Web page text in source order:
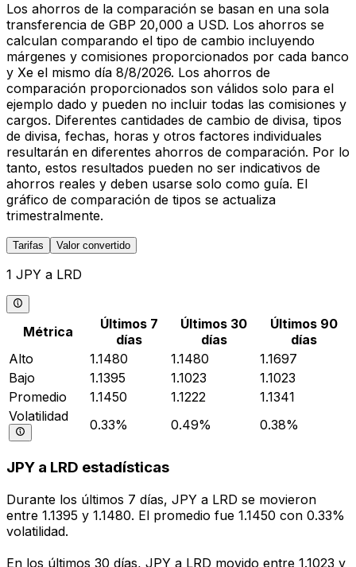
Los ahorros de la comparación se basan en una sola
transferencia de GBP 20,000 a USD. Los ahorros se
calculan comparando el tipo de cambio incluyendo
márgenes y comisiones proporcionados por cada banco
y Xe el mismo día 8/8/2026. Los ahorros de
comparación proporcionados son válidos solo para el
ejemplo dado y pueden no incluir todas las comisiones y
cargos. Diferentes cantidades de cambio de divisa, tipos
de divisa, fechas, horas y otros factores individuales
resultarán en diferentes ahorros de comparación. Por lo
tanto, estos resultados pueden no ser indicativos de
ahorros reales y deben usarse solo como guía. El
gráfico de comparación de tipos se actualiza
trimestralmente.
Tarifas Valor convertido
1 JPY a LRD
Métrica
Últimos 7
días
Últimos 30
días
Últimos 90
días
Alto
1.1480 1.1480
1.1697
Bajo
1.1395 1.1023
1.1023
Promedio
1.1450 1.1222
1.1341
Volatilidad
0.33% 0.49% 0.38%
JPY a LRD estadísticas
Durante los últimos 7 días, JPY a LRD se movieron
entre 1.1395 y 1.1480. El promedio fue 1.1450 con 0.33%
volatilidad.
En los últimos 30 días, JPY a LRD movido entre 1.1023 y